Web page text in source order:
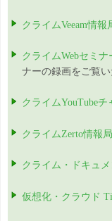
クライムVeeam情報
クライムWebセミナ
ナーの録画をご覧い
クライムYouTubeチ
クライムZerto情報局
クライム・ドキュ
仮想化・クラウド